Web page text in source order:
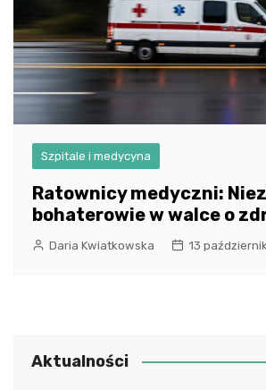
Szpitale i medycyna
Ratownicy medyczni:
bohaterowie w walce o
Daria Kwiatkowska 13
Aktualności